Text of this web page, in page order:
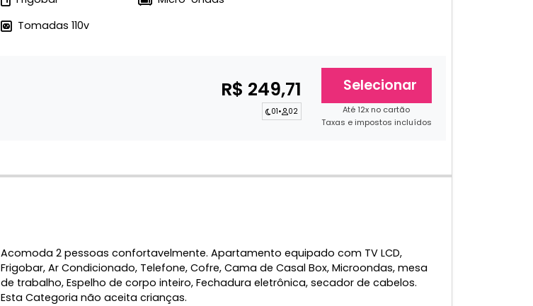
Tomadas 110v
R$ 249,71
01• 02
Selecionar
Até 12x no cartão
Taxas e impostos incluídos
Acomoda 2 pessoas confortavelmente. Apartamento equipado com TV LCD,
Frigobar, Ar Condicionado, Telefone, Cofre, Cama de Casal Box, Microondas, mesa
de trabalho, Espelho de corpo inteiro, Fechadura eletrônica, secador de cabelos.
Esta Categoria não aceita crianças.